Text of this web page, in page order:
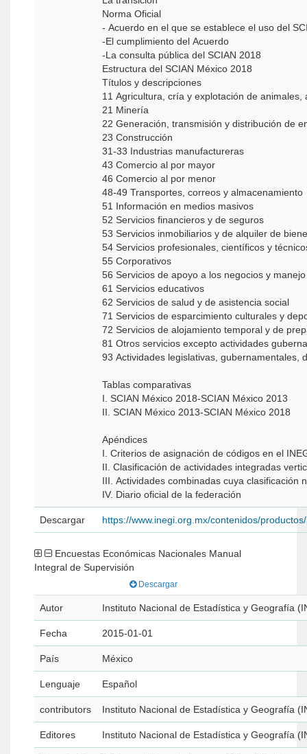
Norma Oficial
- Acuerdo en el que se establece el uso del
-El cumplimiento del Acuerdo
-La consulta pública del SCIAN 2018
Estructura del SCIAN México 2018
Títulos y descripciones
11 Agricultura, cría y explotación de
21 Minería
22 Generación, transmisión y distribución
23 Construcción
31-33 Industrias manufactureras
43 Comercio al por mayor
46 Comercio al por menor
48-49 Transportes, correos y almacenamiento
51 Información en medios masivos
52 Servicios financieros y de seguros
53 Servicios inmobiliarios y de alquiler de
54 Servicios profesionales, científicos y
55 Corporativos
56 Servicios de apoyo a los negocios y
61 Servicios educativos
62 Servicios de salud y de asistencia social
71 Servicios de esparcimiento culturales y
72 Servicios de alojamiento temporal y de
81 Otros servicios excepto actividades
93 Actividades legislativas,
Tablas comparativas
I. SCIAN México 2018-SCIAN México 2013
II. SCIAN México 2013-SCIAN México 2018
Apéndices
I. Criterios de asignación de códigos en el
II. Clasificación de actividades integradas
III. Actividades combinadas cuya clasificación
IV. Diario oficial de la federación
Descargar https://www.inegi.org.mx/contenidos/
Integral de Supervisión
Descargar
Autor Instituto Nacional de Estadística y Geografía
Fecha 2015-01-01
País México
Lenguaje Español
contributors Instituto Nacional de Estadística y Geografía
Editores Instituto Nacional de Estadística y Geografía